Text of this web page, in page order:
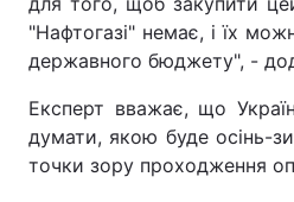
"Нафтогазі" немає, і їх
державного бюджету", -
Експерт вважає, що
думати, якою буде осінь-
точки зору проходження